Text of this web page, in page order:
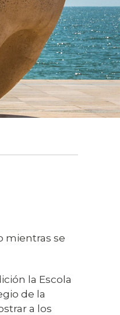
mientras se
la Escola
de la
a los